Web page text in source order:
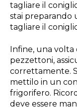
tagliare il
stai preparando
tagliare il
Infine, una volta
pezzettoni,
correttamente.
mettilo in un
frigorifero.
deve essere